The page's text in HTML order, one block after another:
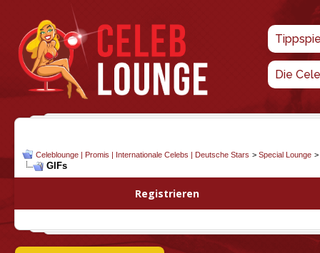
Die
Celeblounge | Promis | Internationale Celebs | Deutsche Stars > Special Lounge >
GIFs
Registrieren